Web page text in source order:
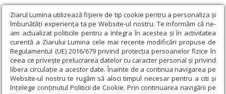
Ziarul Lumina utilizează fişiere de tip cookie pentru a personaliza și
îmbunătăți experiența ta pe Website-ul nostru. Te informăm că ne-
am actualizat politicile pentru a integra în acestea și în activitatea
curentă a Ziarului Lumina cele mai recente modificări propuse de
Regulamentul (UE) 2016/679 privind protecția persoanelor fizice în
ceea ce privește prelucrarea datelor cu caracter personal și privind
libera circulație a acestor date. Înainte de a continua navigarea pe
Website-ul nostru te rugăm să aloci timpul necesar pentru a citi și
înțelege conținutul Politicii de Cookie. Prin continuarea navigării pe
Ziarul Lumina › Societate › Actualitate socială › Defecțiuni